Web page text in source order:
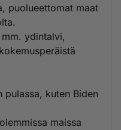
puolueettomat maat
ydintalvi,
pulassa, kuten Biden
maissa